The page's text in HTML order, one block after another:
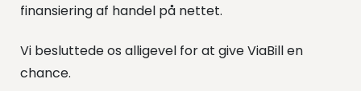
finansiering af handel på nettet.
Vi besluttede os alligevel for at give ViaBill en
chance.